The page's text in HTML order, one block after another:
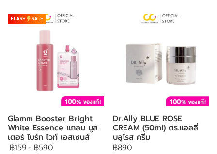
FLASH SALE
Glamm Booster Bright
White Essence แกลม บูส
เตอร์ ไบร์ท ไวท์ เอสเซนส์
฿159 - ฿590
Dr.Ally BLUE ROSE
CREAM (50ml) ดร.แอลลี่
บลูโรส ครีม
฿890